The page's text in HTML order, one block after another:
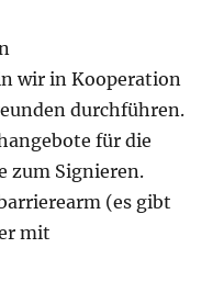
wir in Kooperation
durchführen.
für die
zum Signieren.
(es gibt
mit